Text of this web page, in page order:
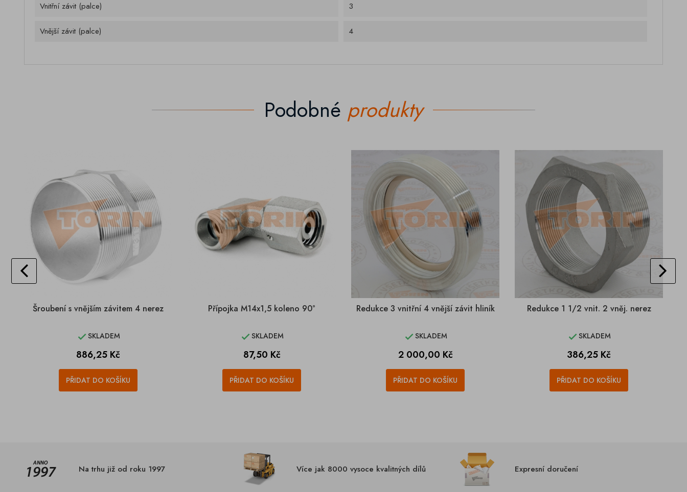
Vnitřní závit (palce) 3
Vnější závit (palce) 4
Podobné produkty
Šroubení s vnějším závitem 4 nerez
SKLADEM
Cena
886,25 Kč
PŘIDAT DO KOŠÍKU
Přípojka M14x1,5 koleno 90°
SKLADEM
Cena
87,50 Kč
PŘIDAT DO KOŠÍKU
Redukce 3 vnitřní 4 vnější závit hliník
SKLADEM
Cena
2 000,00 Kč
PŘIDAT DO KOŠÍKU
Redukce 1 1/2 vnit. 2 vněj. nerez
SKLADEM
Cena
386,25 Kč
PŘIDAT DO KOŠÍKU
Na trhu již od roku 1997 Více jak 8000 vysoce kvalitných dílů Expresní doručení